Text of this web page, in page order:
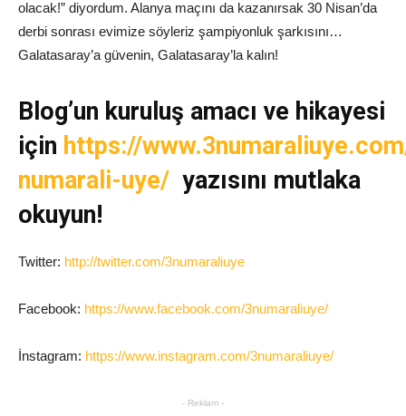
olacak!” diyordum. Alanya maçını da kazanırsak 30 Nisan’da
derbi sonrası evimize söyleriz şampiyonluk şarkısını…
Galatasaray’a güvenin, Galatasaray’la kalın!
Blog’un kuruluş amacı ve hikayesi
için https://
numarali-uye/ yazısını mutlaka
okuyun!
Twitter: http://twitter.com/3numaraliuye
Facebook: https://www.facebook.com/3numaraliuye/
İnstagram: https://www.instagram.com/3numaraliuye/
- Reklam -